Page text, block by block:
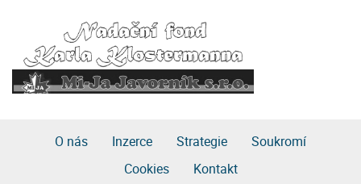
O nás Inzerce Strategie
Soukromí
Cookies
Kontakt